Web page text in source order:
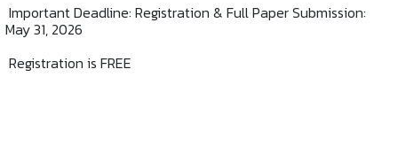
Important Deadline: Registration & Full Paper Submission:
May 31, 2026
Registration is FREE